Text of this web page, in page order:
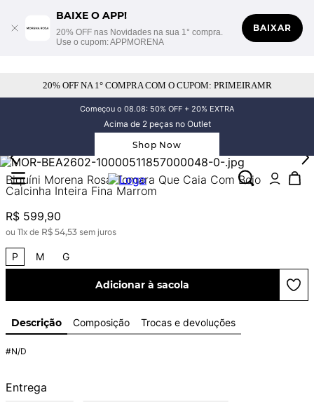
BAIXE O APP!
20% OFF nas Novidades na sua 1° compra.
Use o cupom: APPMORENA
BAIXAR
20% OFF NA 1° COMPRA COM O CUPOM: PRIMEIRAMR
Começou o 08.08: 50% OFF + 20% EXTRA
Acima de 2 peças no Outlet
Shop Now
Biquíni Morena Rosa Tomara Que Caia Com Bojo
Calcinha Inteira Fina Marrom
R$ 599,90
ou 11x de R$ 54,53 sem juros
P M G
Adicionar à sacola
Descrição Composição Trocas e devoluções
#N/D
Entrega